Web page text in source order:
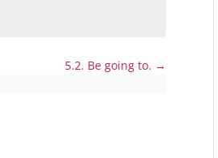
5.2. Be going to.